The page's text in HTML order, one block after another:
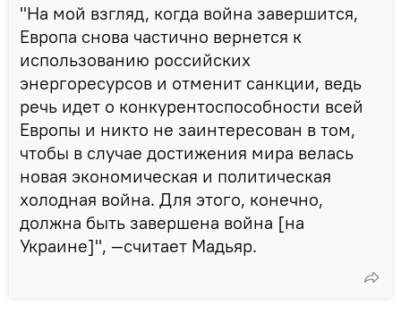
"На мой взгляд, когда война завершится,
Европа снова частично вернется к
использованию российских
энергоресурсов и отменит санкции, ведь
речь идет о конкурентоспособности всей
Европы и никто не заинтересован в том,
чтобы в случае достижения мира велась
новая экономическая и политическая
холодная война. Для этого, конечно,
должна быть завершена война [на
Украине]", —считает Мадьяр.